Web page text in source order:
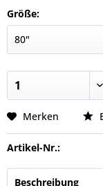
Größe:
Merken
Artikel-Nr.:
Beschreibung